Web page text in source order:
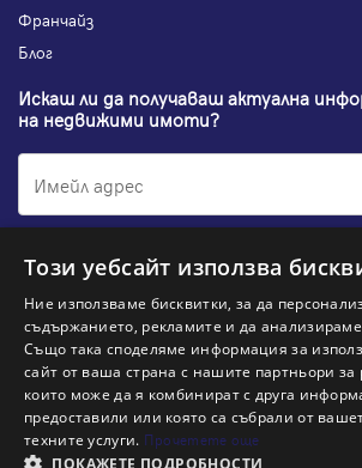
Франчайз
Блог
Искаш ли да получаваш актуална
на недвижими имоти?
Абонирам се
НАЙ-ПОПУЛЯРНИ ТЪРСЕНИЯ:
Общи условия
Политика за
Политики за поверителност
Информация по
Този уебсайт използва
Ние използваме бисквитки, за да
съдържанието, рекламите и да
Също така споделяме информация за
сайт от ваша страна с нашите партньори
които може да я комбинират с друга
предоставили или която са събрали от
техните услуги. Прочетете още
ПОКАЖЕТЕ ПОДРОБНОСТИ